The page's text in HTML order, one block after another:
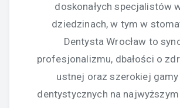
doskonałych specjalistów
dziedzinach, w tym w
Dentysta Wrocław to
profesjonalizmu, dbałości o
ustnej oraz szerokiej gamy
dentystycznych na